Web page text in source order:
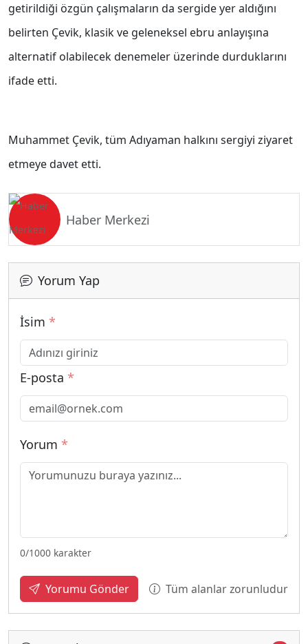
getirildiği özgün çalışmaların da sergide yer aldığını
belirten Çevik, klasik ve geleneksel ebru anlayışına
alternatif olabilecek denemeler üzerinde durduklarını
ifade etti.
Muhammet Çevik, tüm Adıyaman halkını sergiyi ziyaret
etmeye davet etti.
Haber Merkezi
Yorum Yap
İsim *
E-posta *
Yorum *
0/1000 karakter
Yorumu Gönder Tüm alanlar zorunludur